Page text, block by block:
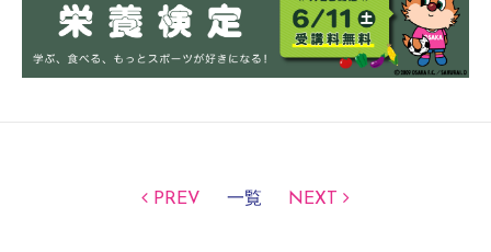
PREV 一覧 NEXT